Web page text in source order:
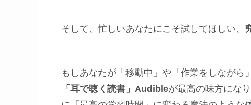
そして、忙しいあなたにこそ試してほしい、
もしあなたが「移動中」や「作業をしながら
「耳で聴く読書」Audibleが最高の味方にな